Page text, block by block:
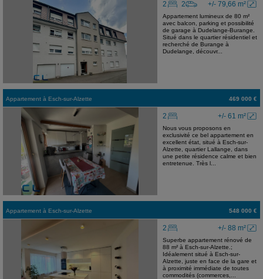
+/- 79,66 m²
2 2
Appartement lumineux de 80 m²
avec balcon, parking et possibilité
de garage à Dudelange-Burange.
Situé dans le quartier résidentiel et
recherché de Burange à
Dudelange, découvr...
Appartement à Esch-sur-Alzette 469 000 €
+/- 61 m²
2
Nous vous proposons en
exclusivité ce bel appartement en
excellent état, situé à Esch-sur-
Alzette, quartier Lallange, dans
une petite résidence calme et bien
entretenue. Très l...
Appartement à Esch-sur-Alzette 548 000 €
+/- 88 m²
2
Superbe appartement rénové de
88 m² à Esch-sur-Alzette.;
Idéalement situé à Esch-sur-
Alzette, juste en face de la gare et
à proximité immédiate de toutes
commodités (commerces,...